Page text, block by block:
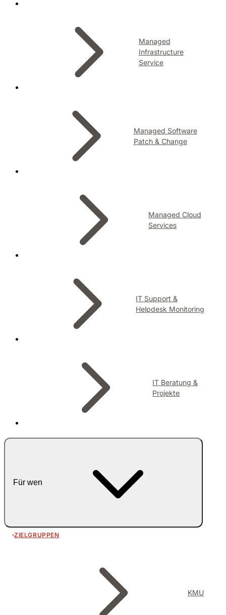
Managed
Infrastructure
Service
Managed Software
Patch & Change
Managed Cloud
Services
IT Support &
Helpdesk Monitoring
IT Beratung &
Projekte
Für wen
ZIELGRUPPEN
KMU